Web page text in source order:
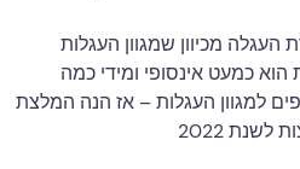
מכיוון שמגוון העגלות
הוא כמעט אינסופי ומידי כמה
למגוון העגלות – אז הנה המלצת
2022